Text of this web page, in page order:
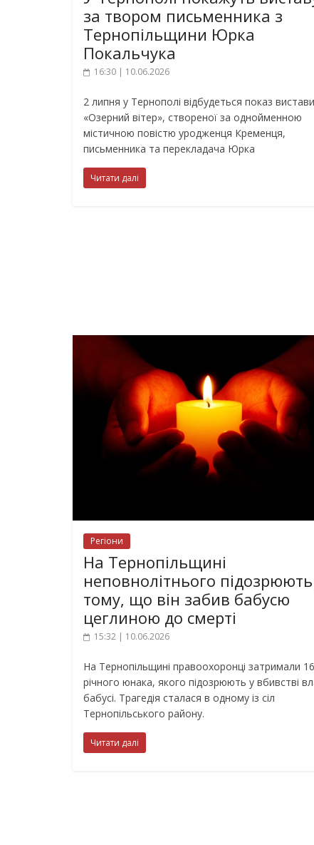
за твором письменника з
Тернопільщини Юрка
Покальчука
16:30 | 10.06.2026
2 липня у Тернополі відбудеться показ вистави
«Озерний вітер», створеної за однойменною
містичною повістю уродженця Кременця,
письменника та перекладача Юрка
Читати далі
Регіони
На Тернопільщині
неповнолітнього
тому, що він забив бабусю
цеглиною до смерті
15:32 | 10.06.2026
На Тернопільщині правоохоронці затримали
річного юнака, якого підозрюють у вбивстві
бабусі. Трагедія сталася в одному із сіл
Тернопільського району.
Читати далі